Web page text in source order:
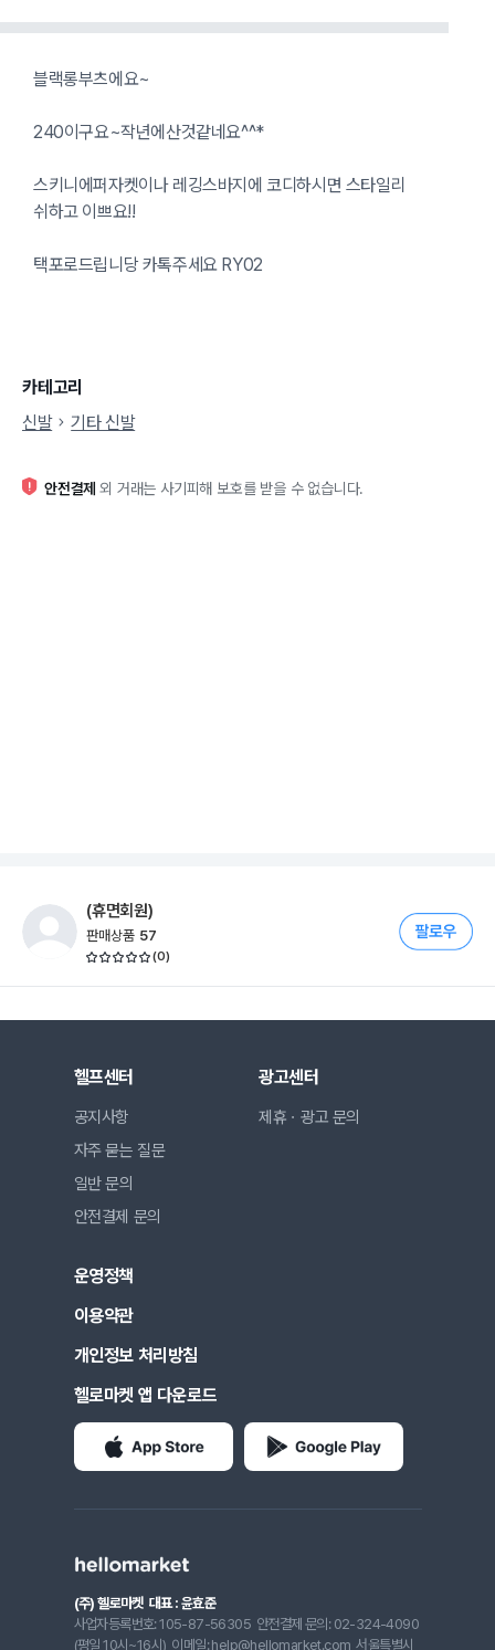
블랙롱부츠에요~
240이구요~작년에산것같네요^^*
스키니에퍼자켓이나 레깅스바지에 코디하시면 스타일리
쉬하고 이쁘요!!
택포로드립니당 카톡주세요 RY02
카테고리
신발
기타 신발
안전결제 외 거래는 사기피해 보호를 받을 수 없습니다.
(휴면회원)
판매상품 57
(0)
헬프센터
공지사항
자주 묻는 질문
일반 문의
안전결제 문의
광고센터
제휴ㆍ광고 문의
운영정책
이용약관
개인정보 처리방침
헬로마켓 앱 다운로드
(주) 헬로마켓 대표 : 윤효준
사업자등록번호: 105-87-56305 안전결제 문의: 02-324-4090
(평일 10시~16시) 이메일: help@hellomarket.com 서울특별시